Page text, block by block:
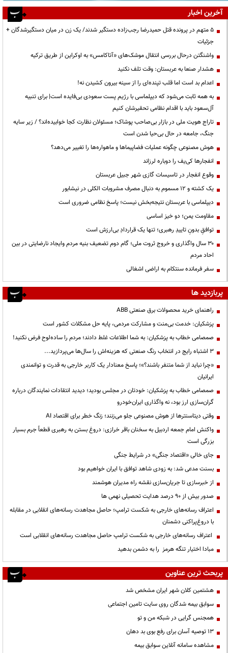
آخرین اخبار
۵ متهم در پرونده قتل حمیدرضا رجب‌زاده دستگیر شدند/ یک زن در میان دستگیرشدگان +
جزئیات
واشنگتن درحال بررسی انتقال موشک‌های «آتاکامس» به اوکراین از طریق ترکیه
هشدار صنعا به عربستان: وقت تلف نکنید
اعدام بد است اما قلب تپنده‌ای را از سینه بیرون کشیدن نه!
به همه ثابت می‌شود که دیپلماسی با رژیم پست سعودی بی‌فایده است| برای تنبیه
آل‌سعود باید با اقدام نظامی تحقیرشان کنیم
تاراج هویت ملی در بازار بی‌صاحب پوشاک؛ مسئولان نظارت کجا خوابیده‌اند؟ / زیر سایه
جنگ، جامعه در حال بی‌حیا شدن است
هوش مصنوعی چگونه عملیات فضاپیماها و ماهواره‌ها را تغییر می‌دهد؟
انفجارها کی‌یف را دوباره لرزاند
وقوع انفجار در تاسیسات گازی شهر جبیل عربستان
یک کشته و ۱۲ مسموم به دنبال مصرف مشروبات الکلی در نیشابور
دیپلماسی با عربستان نتیجه‌بخش نیست؛ پاسخ نظامی ضروری است
مقاومت یمن؛ دو خیز اساسی
توافقِ بدونِ تاییدِ رهبری؛ تنها یک قراردادِ بی‌ارزش است
۳۰ سال واگذاری و خروج ثروت ملی؛ گام دوم تضعیف بنیه مردم وایجاد نارضایتی در بین
احاد مردم
سفر فرمانده سنتکام به اراضی اشغالی
پربازدید ها
راهنمای خرید محصولات برق صنعتی ABB
پزشکیان: خدمت بی‌منت و مشارکت مردمی، پایه حل مشکلات کشور است
صمصامی خطاب به پزشکیان: به شما اطلاعات غلط دادند؛ مردم را ساده‌لوح فرض نکنید!
3 اشتباه رایج در انتخاب رنگ صنعتی که هزینه‌اش را سال‌ها می‌پردازید...
«چرا نباید از شما متنفر باشند؟»؛ پاسخ معنادار یک کاربر خارجی به قدرت و توانمندی
ایرانیان
صمصامی خطاب به پزشکیان: خودتان در مجلس بودید؛ دیدید انتقادات نمایندگان درباره
گران‌سازی ارز بود، نه واگذاری ایران‌خودرو
وقتی دیتاسنترها از هوش مصنوعی جلو می‌زنند؛ زنگ خطر برای اقتصاد AI
واکنش امام جمعه اردبیل به سخنان باقر خرازی: دروغ بستن به رهبری قطعاً جرم بسیار
بزرگی است
جای خالی «اقتصاد جنگی» در شرایط جنگی
بسنت مدعی شد: به زودی شاهد توافق با ایران خواهیم بود
از خبرسازی تا جریان‌سازی نقشه راه مدیران هوشمند
صدور بیش از ۹۰ درصد هدایت تحصیلی نهمی ها
اعتراف رسانه‌های خارجی به شکست ترامپ؛ حاصل مجاهدت رسانه‌های انقلابی در مقابله
با دروغ‌پراکنی دشمنان
اعتراف رسانه‌های خارجی به شکست ترامپ حاصل مجاهدت رسانه‌های انقلابی است
مبادا اختیار تنگه هرمز را به دشمن بدهید
پربحث ترین عناوین
هشتمین کلان شهر ایران مشخص شد
سوابق بیمه شدگان روی سایت تامین اجتماعی
همجنس گرایی در شبکه من و تو
13 توصیه آسان برای رفع بوی بد دهان
مشاهده سامانه آنلاين سوابق بیمه